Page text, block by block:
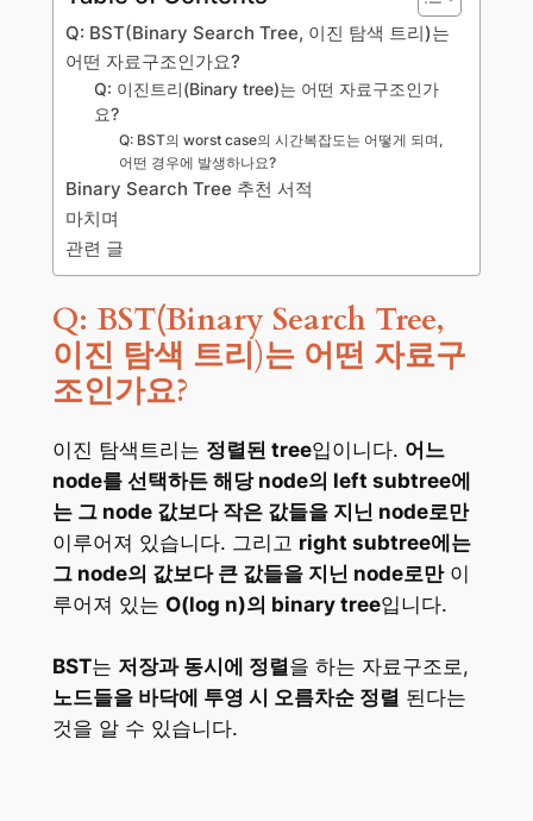
Q: BST(Binary Search Tree, 이진 탐색 트리)는
어떤 자료구조인가요?
Q: 이진트리(Binary tree)는 어떤 자료구조인가
요?
Q: BST의 worst case의 시간복잡도는 어떻게 되며,
어떤 경우에 발생하나요?
Binary Search Tree 추천 서적
마치며
관련 글
Q: BST(Binary Search Tree,
이진 탐색 트리)는 어떤 자료구
조인가요?
이진 탐색트리는 정렬된 tree입이니다. 어느
node를 선택하든 해당 node의 left subtree에
는 그 node 값보다 작은 값들을 지닌 node로만
이루어져 있습니다. 그리고 right subtree에는
그 node의 값보다 큰 값들을 지닌 node로만이
루어져 있는 O(log n)의 binary tree입니다.
BST는 저장과 동시에 정렬을 하는 자료구조로,
노드들을 바닥에 투영 시 오름차순 정렬 된다는
것을 알 수 있습니다.